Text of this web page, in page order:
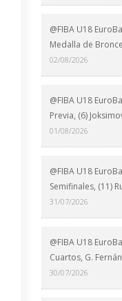
@FIBA U18
Medalla de
02/08/2026
@FIBA U18
Previa, (6)
01/08/2026
@FIBA U18
Semifinales, (11)
31/07/2026
@FIBA U18
Cuartos, G.
30/07/2026